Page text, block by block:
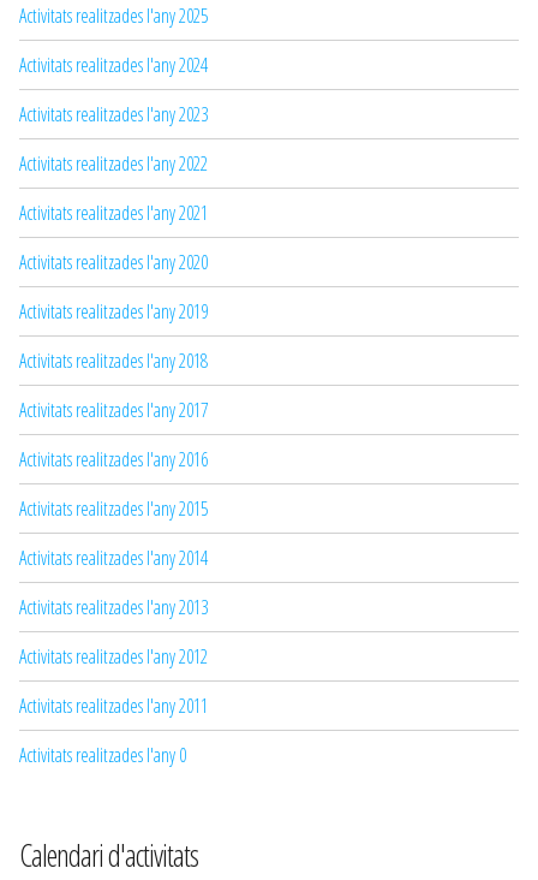
Activitats realitzades l'any 2025
Activitats realitzades l'any 2024
Activitats realitzades l'any 2023
Activitats realitzades l'any 2022
Activitats realitzades l'any 2021
Activitats realitzades l'any 2020
Activitats realitzades l'any 2019
Activitats realitzades l'any 2018
Activitats realitzades l'any 2017
Activitats realitzades l'any 2016
Activitats realitzades l'any 2015
Activitats realitzades l'any 2014
Activitats realitzades l'any 2013
Activitats realitzades l'any 2012
Activitats realitzades l'any 2011
Activitats realitzades l'any 0
Calendari d'activitats